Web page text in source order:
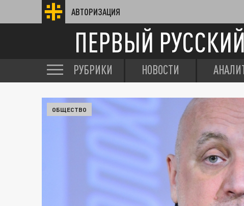
АВТОРИЗАЦИЯ
ПЕРВЫЙ РУССКИЙ
РУБРИКИ НОВОСТИ
ОБЩЕСТВО